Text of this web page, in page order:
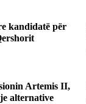
kandidatë për
Artemis II,
alternative